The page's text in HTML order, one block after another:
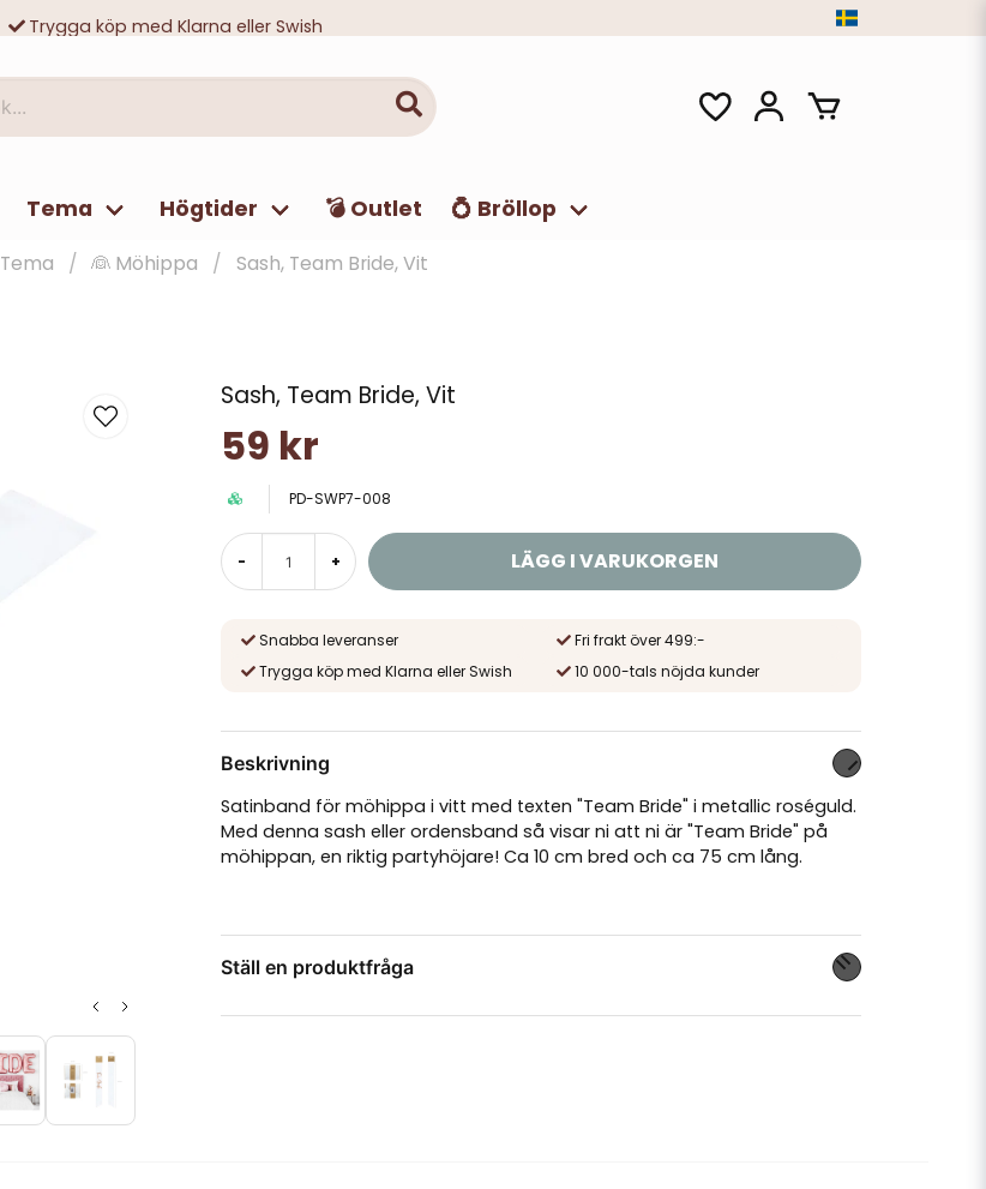
Trygga köp med Klarna eller Swish
Tema Högtider 💣 Outlet 💍 Bröllop
Tema 👰 Möhippa Sash, Team Bride, Vit
Sash, Team Bride, Vit
59 kr
PD-SWP7-008
- + LÄGG I VARUKORGEN
Snabba leveranser
Fri frakt över 499:-
Trygga köp med Klarna eller Swish
10 000-tals nöjda kunder
Beskrivning
Satinband för möhippa i vitt med texten "Team Bride" i metallic roséguld.
Med denna sash eller ordensband så visar ni att ni är "Team Bride" på
möhippan, en riktig partyhöjare! Ca 10 cm bred och ca 75 cm lång.
Ställ en produktfråga